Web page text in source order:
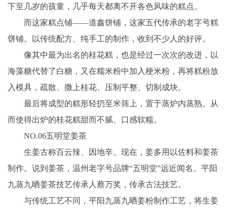
下至几岁的孩童，几乎每天都离不开各色风味的糕点。
而这家糕点铺——道鑫饼铺，这家五代传承的老字号糕
饼铺。以传统配方、纯手工的制作，收到不少人的好评。
像其中最为出名的桂花糕，也是经过一次次的改进，以
海藻糖代替了白糖，又在糯米粉中加入梗米粉，再将糕粉放
入模具，疏散、撒上桂花、压制平整、切制成块。
最后将成型的糕形轻扔至米筛上，置于蒸炉内蒸熟。从
而使得出炉的桂花糕甜而不腻、口感软糯。
NO.06五明堂姜茶
生姜古称百云辣、因地辛。现在，姜多用以佐料和姜茶
制作。说到姜茶，温州老字号品牌“五明堂”远近闻名。平阳
九蒸九晒姜茶技艺传承人蔡万奖，传承古法技艺。
与传统工艺不同，平阳九蒸九晒姜粉制作工艺，将生姜